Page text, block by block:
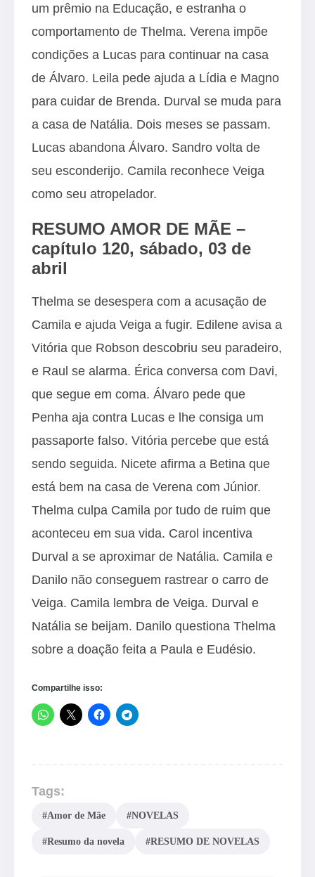
um prêmio na Educação, e estranha o
comportamento de Thelma. Verena impõe
condições a Lucas para continuar na casa
de Álvaro. Leila pede ajuda a Lídia e Magno
para cuidar de Brenda. Durval se muda para
a casa de Natália. Dois meses se passam.
Lucas abandona Álvaro. Sandro volta de
seu esconderijo. Camila reconhece Veiga
como seu atropelador.
RESUMO AMOR DE MÃE –
capítulo 120, sábado, 03 de
abril
Thelma se desespera com a acusação de
Camila e ajuda Veiga a fugir. Edilene avisa a
Vitória que Robson descobriu seu paradeiro,
e Raul se alarma. Érica conversa com Davi,
que segue em coma. Álvaro pede que
Penha aja contra Lucas e lhe consiga um
passaporte falso. Vitória percebe que está
sendo seguida. Nicete afirma a Betina que
está bem na casa de Verena com Júnior.
Thelma culpa Camila por tudo de ruim que
aconteceu em sua vida. Carol incentiva
Durval a se aproximar de Natália. Camila e
Danilo não conseguem rastrear o carro de
Veiga. Camila lembra de Veiga. Durval e
Natália se beijam. Danilo questiona Thelma
sobre a doação feita a Paula e Eudésio.
Compartilhe isso:
Tags:
#Amor de Mãe #NOVELAS
#Resumo da novela #RESUMO DE NOVELAS